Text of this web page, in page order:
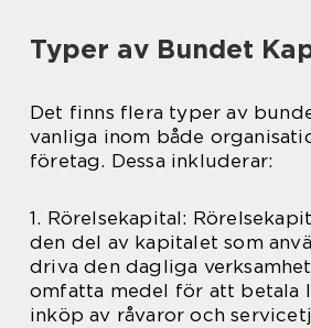
Typer av Bundet
Det finns flera typer av
vanliga inom både
företag. Dessa inkluderar:
1. Rörelsekapital:
den del av kapitalet som
driva den dagliga
omfatta medel för att betala
inköp av råvaror och